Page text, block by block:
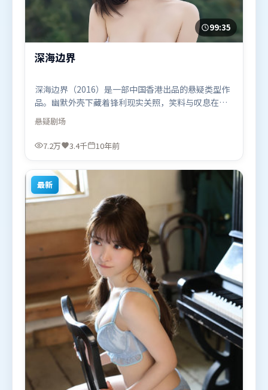
99:35
深海边界
深海边界（2016）是一部中国香港出品的悬疑类型作
品。幽默外壳下藏着锋利现实关照，笑料与叹息在同
一场景里并存。视听风格统一而富有实验感，配乐与
画面情绪贴合。由是枝裕和执导，长泽雅美、阿米尔
·汗、章子怡，基里安·墨菲等联袂出演。影片于
适合喜欢悬疑题材的观众观看。
悬疑剧场
7.2万 3.4千 10年前
最新